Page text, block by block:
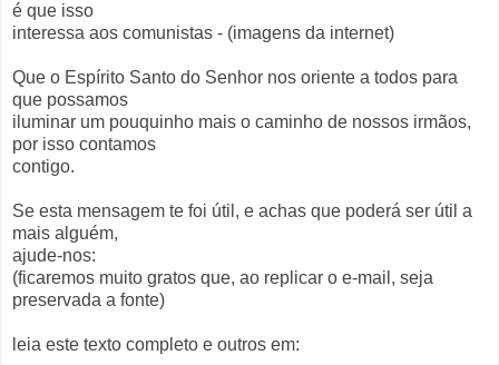
é que isso
interessa aos comunistas - (imagens da internet)
Que o Espírito Santo do Senhor nos oriente a todos para
que possamos
iluminar um pouquinho mais o caminho de nossos irmãos,
por isso contamos
contigo.
Se esta mensagem te foi útil, e achas que poderá ser útil a
mais alguém,
ajude-nos:
(ficaremos muito gratos que, ao replicar o e-mail, seja
preservada a fonte)
leia este texto completo e outros em: